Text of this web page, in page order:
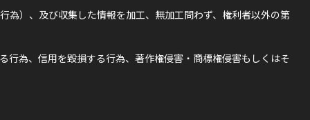
為）、及び収集した情報を加工、無加工問わず、権利者以外の第
行為、信用を毀損する行為、著作権侵害・商標権侵害もしくはそ